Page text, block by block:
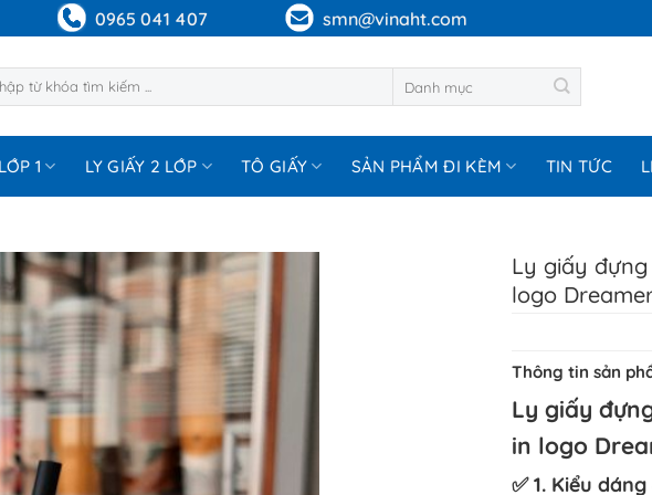
0965 041 407 smn@vinaht.com
1 LY GIẤY 2 LỚP TÔ GIẤY SẢN PHẨM ĐI KÈM TIN TỨC
Ly giấy đựng
logo
Thông tin sản
Ly giấy
in logo
✅ 1. Kiểu